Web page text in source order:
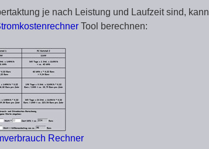
je nach Leistung und Laufzeit sind, kann
Tool berechnen:
Rechner